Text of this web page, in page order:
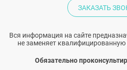
ЗАКАЗАТЬ
Вся информация на сайте
не заменяет
Обязательно